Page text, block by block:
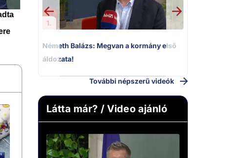
1.
Németh Balázs: Megvan a kormány első
áldozata!
További népszerű videók
Látta már? / Video ajánló